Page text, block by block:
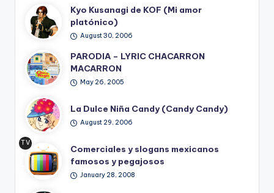
Kyo Kusanagi de KOF (Mi amor
platónico)
August 30, 2006
PARODIA – LYRIC CHACARRON
MACARRON
May 26, 2005
La Dulce Niña Candy (Candy Candy)
August 29, 2006
TV
Ret
ro
Comerciales y slogans mexicanos
famosos y pegajosos
January 28, 2008